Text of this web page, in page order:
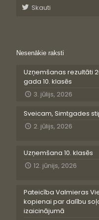
Skauti
Nesenākie raksti
Uzņemšanas rezultāti
gada 10. klasēs
3. jūlijs, 2026
Sveicam, Simtgades
2. jūlijs, 2026
Uzņemšana 10. klasēs
12. jūnijs, 2026
Pateicība Valmieras
kopienai par dalību
izaicinājumā